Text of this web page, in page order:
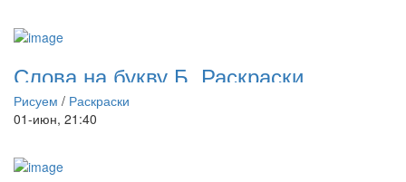
Слова на букву Б. Раскраски
Рисуем / Раскраски
01-июн, 21:40